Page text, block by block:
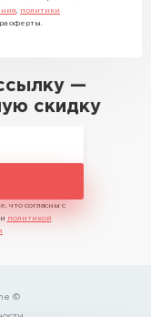
политики
оферты.
—
скидку
что согласны с
и политикой
©